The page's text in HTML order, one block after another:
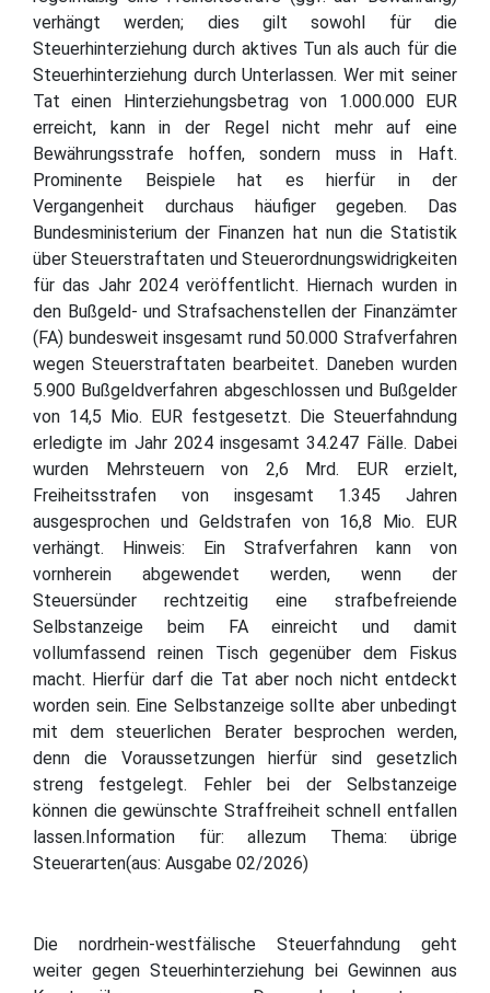
verhängt werden; dies gilt sowohl für die
Steuerhinterziehung durch aktives Tun als auch für die
Steuerhinterziehung durch Unterlassen. Wer mit seiner
Tat einen Hinterziehungsbetrag von 1.000.000 EUR
erreicht, kann in der Regel nicht mehr auf eine
Bewährungsstrafe hoffen, sondern muss in Haft.
Prominente Beispiele hat es hierfür in der
Vergangenheit durchaus häufiger gegeben. Das
Bundesministerium der Finanzen hat nun die Statistik
über Steuerstraftaten und Steuerordnungswidrigkeiten
für das Jahr 2024 veröffentlicht. Hiernach wurden in
den Bußgeld- und Strafsachenstellen der Finanzämter
(FA) bundesweit insgesamt rund 50.000 Strafverfahren
wegen Steuerstraftaten bearbeitet. Daneben wurden
5.900 Bußgeldverfahren abgeschlossen und Bußgelder
von 14,5 Mio. EUR festgesetzt. Die Steuerfahndung
erledigte im Jahr 2024 insgesamt 34.247 Fälle. Dabei
wurden Mehrsteuern von 2,6 Mrd. EUR erzielt,
Freiheitsstrafen von insgesamt 1.345 Jahren
ausgesprochen und Geldstrafen von 16,8 Mio. EUR
verhängt. Hinweis: Ein Strafverfahren kann von
vornherein abgewendet werden, wenn der
Steuersünder rechtzeitig eine strafbefreiende
Selbstanzeige beim FA einreicht und damit
vollumfassend reinen Tisch gegenüber dem Fiskus
macht. Hierfür darf die Tat aber noch nicht entdeckt
worden sein. Eine Selbstanzeige sollte aber unbedingt
mit dem steuerlichen Berater besprochen werden,
denn die Voraussetzungen hierfür sind gesetzlich
streng festgelegt. Fehler bei der Selbstanzeige
können die gewünschte Straffreiheit schnell entfallen
lassen.Information für: allezum Thema: übrige
Steuerarten(aus: Ausgabe 02/2026)
Die nordrhein-westfälische Steuerfahndung geht
weiter gegen Steuerhinterziehung bei Gewinnen aus